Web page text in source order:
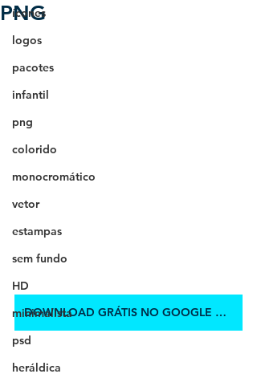
ícones
logos
pacotes
infantil
png
colorido
monocromático
vetor
estampas
sem fundo
HD
minimalista
psd
heráldica
PNG
DOWNLOAD GRÁTIS NO GOOGLE DRIVE